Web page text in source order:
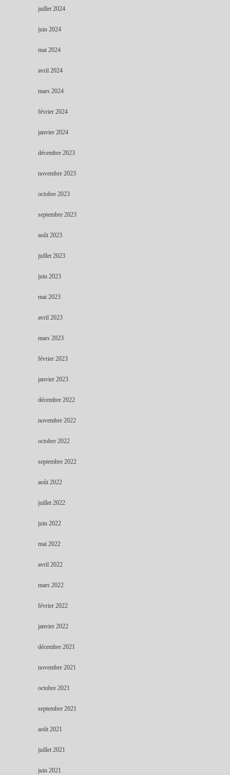
juillet 2024
juin 2024
mai 2024
avril 2024
mars 2024
février 2024
janvier 2024
décembre 2023
novembre 2023
octobre 2023
septembre 2023
août 2023
juillet 2023
juin 2023
mai 2023
avril 2023
mars 2023
février 2023
janvier 2023
décembre 2022
novembre 2022
octobre 2022
septembre 2022
août 2022
juillet 2022
juin 2022
mai 2022
avril 2022
mars 2022
février 2022
janvier 2022
décembre 2021
novembre 2021
octobre 2021
septembre 2021
août 2021
juillet 2021
juin 2021